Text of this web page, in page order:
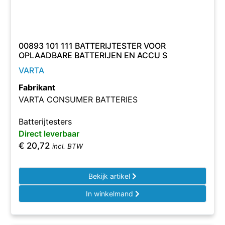
00893 101 111 BATTERIJTESTER VOOR
OPLAADBARE BATTERIJEN EN ACCU S
VARTA
Fabrikant
VARTA CONSUMER BATTERIES
Batterijtesters
Direct leverbaar
€ 20,72 incl. BTW
Bekijk artikel
In winkelmand